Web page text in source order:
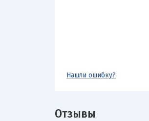
Нашли ошибку?
Отзывы